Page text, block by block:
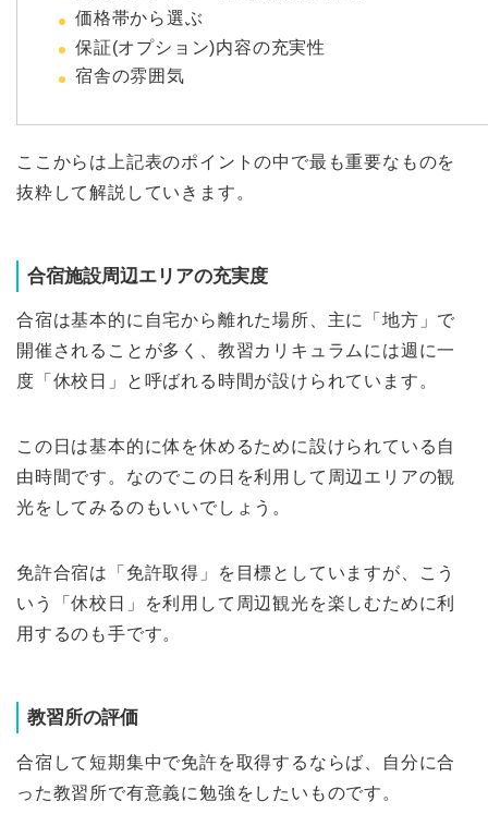
価格帯から選ぶ
保証(オプション)内容の充実性
宿舎の雰囲気
ここからは上記表のポイントの中で最も重要なものを
抜粋して解説していきます。
合宿施設周辺エリアの充実度
合宿は基本的に自宅から離れた場所、主に「地方」で
開催されることが多く、教習カリキュラムには週に一
度「休校日」と呼ばれる時間が設けられています。
この日は基本的に体を休めるために設けられている自
由時間です。なのでこの日を利用して周辺エリアの観
光をしてみるのもいいでしょう。
免許合宿は「免許取得」を目標としていますが、こう
いう「休校日」を利用して周辺観光を楽しむために利
用するのも手です。
教習所の評価
合宿して短期集中で免許を取得するならば、自分に合
った教習所で有意義に勉強をしたいものです。